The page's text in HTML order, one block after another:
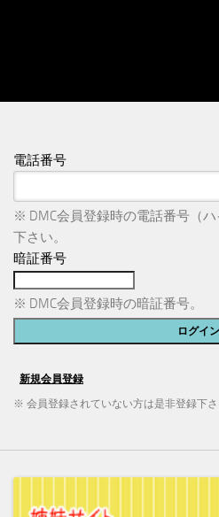
電話番号
※ DMC会員登録時の電話番号（
下さい。
暗証番号
※ DMC会員登録時の暗証番号。
※ 会員登録されていない方は是非登録下